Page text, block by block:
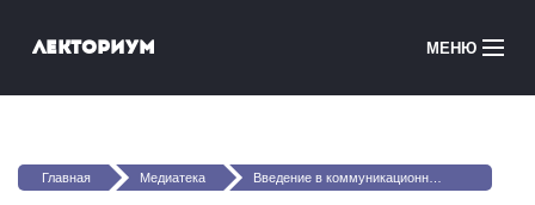
Лекториум МЕНЮ
Медиатека
Вы здесь
Главная Медиатека Введение в коммуникационную сложность. Лекция 2